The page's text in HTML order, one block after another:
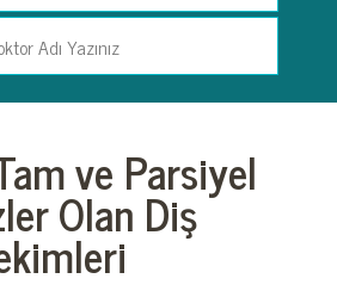
ve Parsiyel
Olan Diş